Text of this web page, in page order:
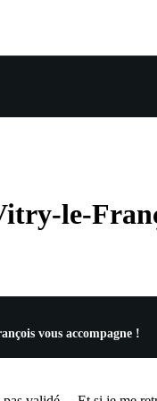
le-
vous accompagne !